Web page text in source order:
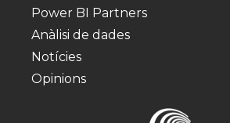
Power BI Partners
Anàlisi de dades
Notícies
Opinions